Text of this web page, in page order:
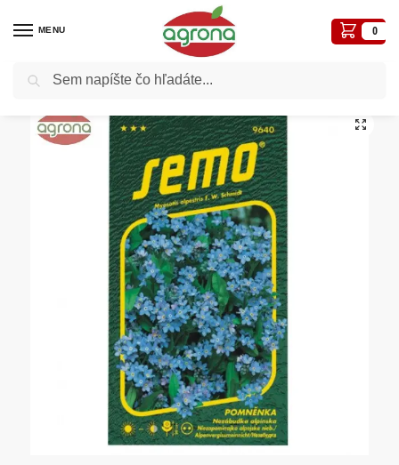
MENU 0
Domov Semená - osivá / Osivá kvetiny